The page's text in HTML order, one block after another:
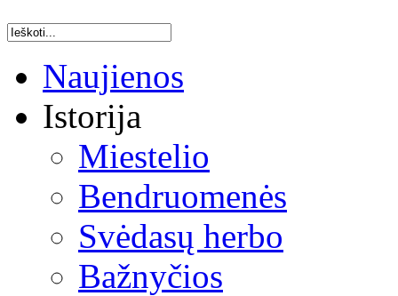
Naujienos
Istorija
Miestelio
Bendruomenės
Svėdasų herbo
Bažnyčios